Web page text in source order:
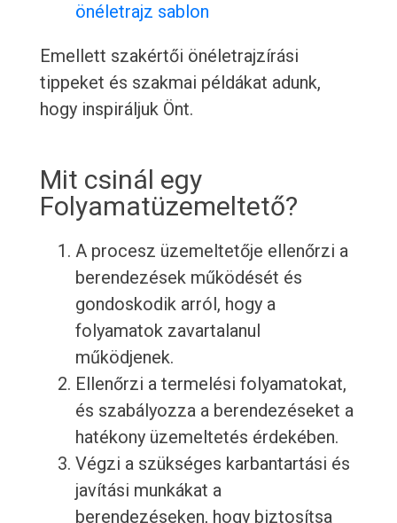
önéletrajz sablon
Emellett szakértői önéletrajzírási
tippeket és szakmai példákat adunk,
hogy inspiráljuk Önt.
Mit csinál egy
Folyamatüzemeltető?
A procesz üzemeltetője ellenőrzi a
berendezések működését és
gondoskodik arról, hogy a
folyamatok zavartalanul
működjenek.
Ellenőrzi a termelési folyamatokat,
és szabályozza a berendezéseket a
hatékony üzemeltetés érdekében.
Végzi a szükséges karbantartási és
javítási munkákat a
berendezéseken, hogy biztosítsa